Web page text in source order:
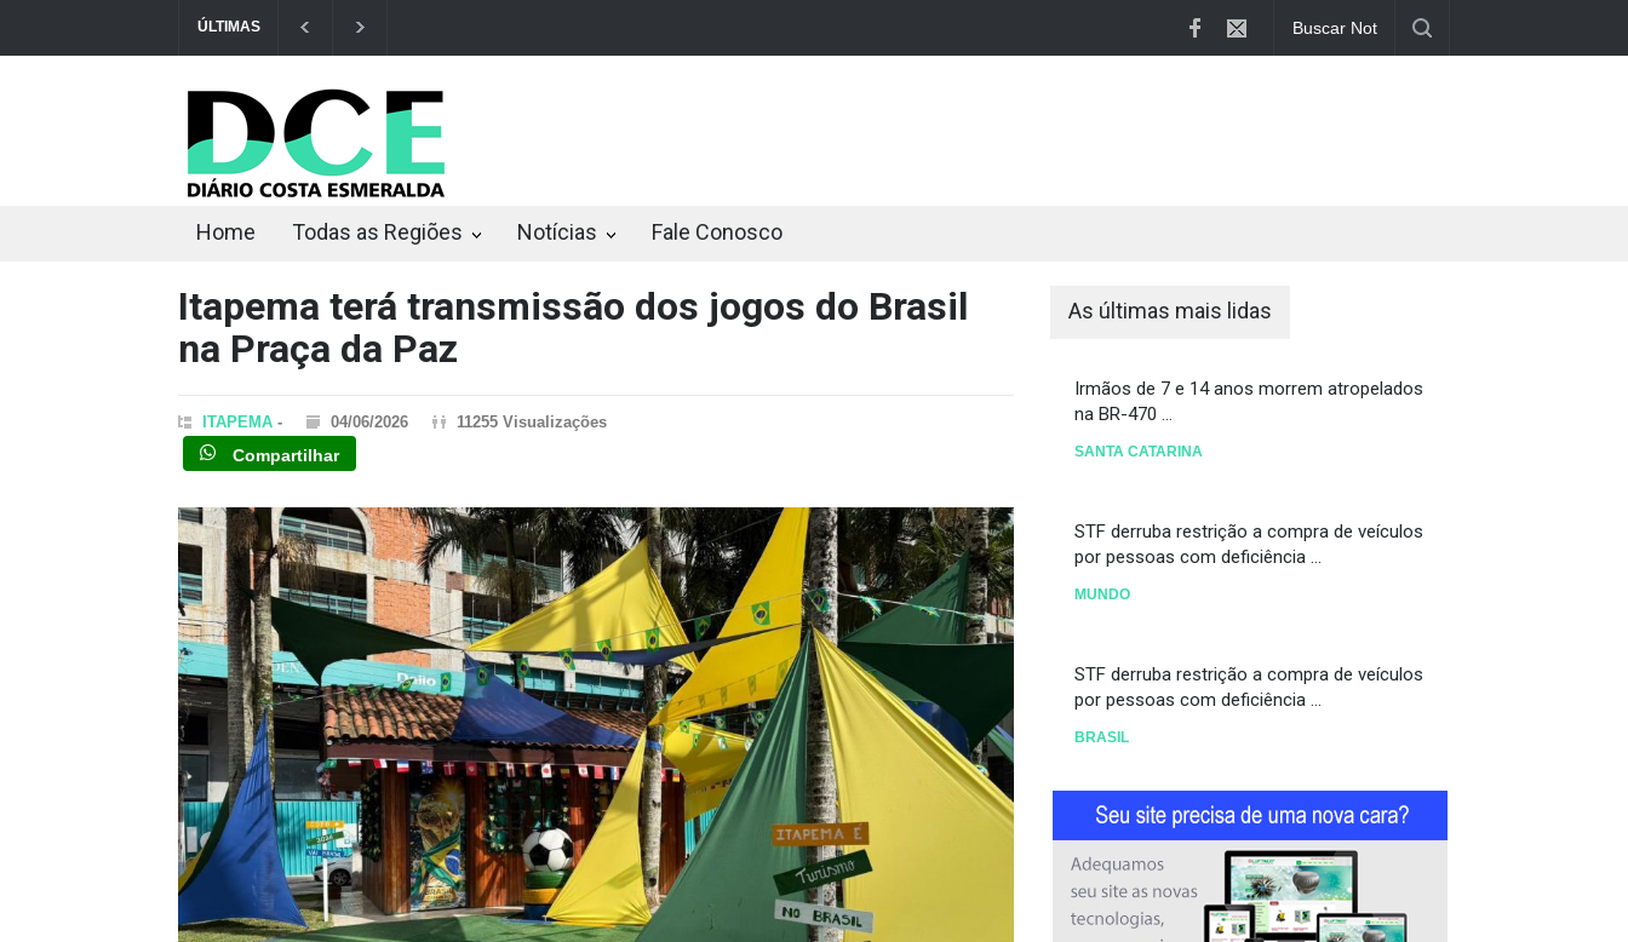
ÚLTIMAS
Home Todas as Regiões Notícias Fale Conosco
Itapema terá transmissão dos jogos do Brasil
na Praça da Paz
ITAPEMA - 04/06/2026 11255 Visualizações
Compartilhar
As últimas mais lidas
Irmãos de 7 e 14 anos morrem atropelados
na BR-470 ...
SANTA CATARINA
STF derruba restrição a compra de veículos
por pessoas com deficiência ...
MUNDO
STF derruba restrição a compra de veículos
por pessoas com deficiência ...
BRASIL